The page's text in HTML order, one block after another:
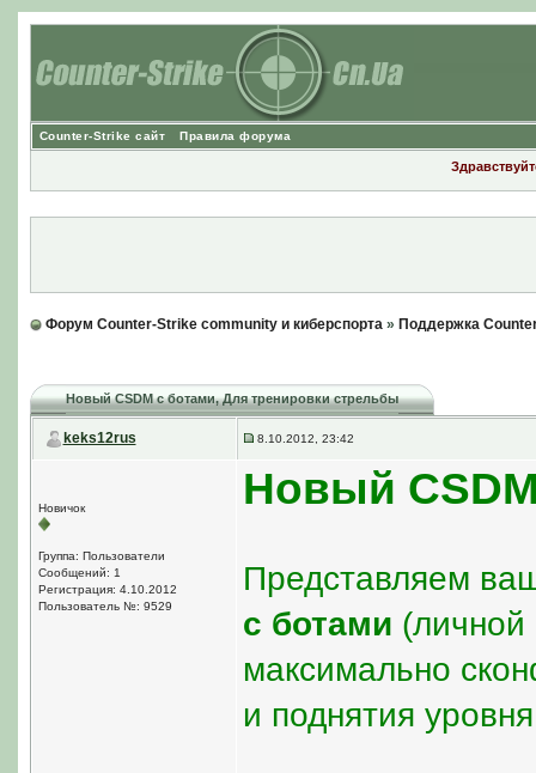
Counter-Strike сайт Правила форума
Форум Counter-Strike community и киберспорта» Поддержка
Новый CSDM с ботами, Для тренировки стрельбы
keks12rus 8.10.2012, 23:42
Новичок
Группа: Пользователи
Сообщений: 1
Регистрация: 4.10.2012
Пользователь №: 9529
Новый
Представляем
с ботами (личной
максимально
и поднятия